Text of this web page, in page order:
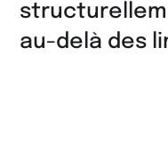
au-delà des